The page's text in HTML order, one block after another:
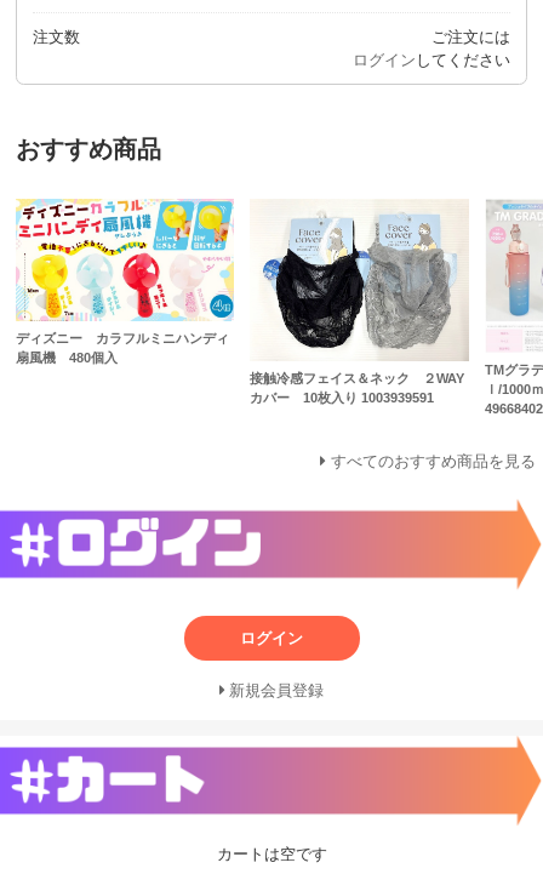
注文数
ご注文には
ログイン してください
おすすめ商品
ディズニー カラフルミニハンディ
扇風機 480個入
接触冷感フェイス＆ネック ２WAY
カバー 10枚入り 1003939591
TMグラ
ｌ/1000
すべてのおすすめ商品を見る
ログイン
新規会員登録
カートは空です